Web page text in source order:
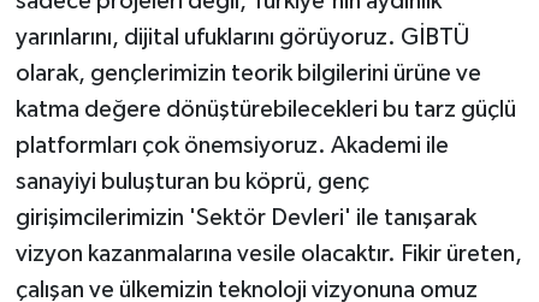
yarınlarını, dijital ufuklarını görüyoruz. GİBTÜ
olarak, gençlerimizin teorik bilgilerini ürüne ve
katma değere dönüştürebilecekleri bu tarz güçlü
platformları çok önemsiyoruz. Akademi ile
sanayiyi buluşturan bu köprü, genç
girişimcilerimizin 'Sektör Devleri' ile tanışarak
vizyon kazanmalarına vesile olacaktır. Fikir üreten,
çalışan ve ülkemizin teknoloji vizyonuna omuz